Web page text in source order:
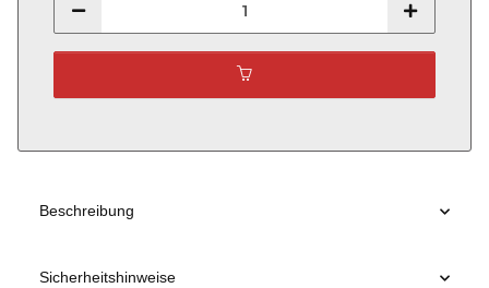
Beschreibung
Sicherheitshinweise